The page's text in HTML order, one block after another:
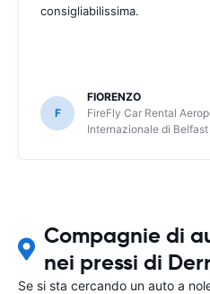
consigliabilissima.
F
FIORENZO
FireFly Car Rental
Internazionale di Belfast
Compagnie di
nei pressi di
Se si sta cercando un auto a